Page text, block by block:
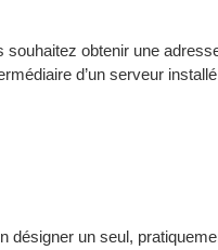
obtenir une
d’un serveur
désigner un seul,